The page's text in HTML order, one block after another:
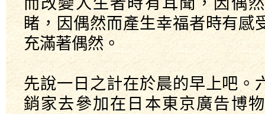
睹，因偶然而產生幸福者時有感
充滿著偶然。
先說一日之計在於晨的早上吧。
銷家去參加在日本東京廣告博